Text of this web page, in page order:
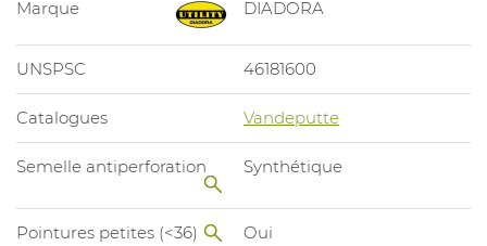
Marque DIADORA
UNSPSC 46181600
Catalogues Vandeputte
Semelle antiperforation Synthétique
Pointures petites (<36) Oui